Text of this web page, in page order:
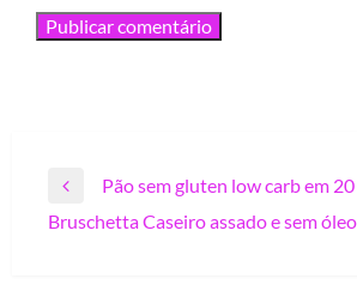
Navegação
de
Previous
Post
Pão sem gluten low carb em
Next
Bruschetta Caseiro assado e sem óleo